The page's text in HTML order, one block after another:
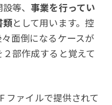
設等、事業を行ってい
類として用います。控
面倒になるケースが
部作成すると覚えて
ファイルで提供されて